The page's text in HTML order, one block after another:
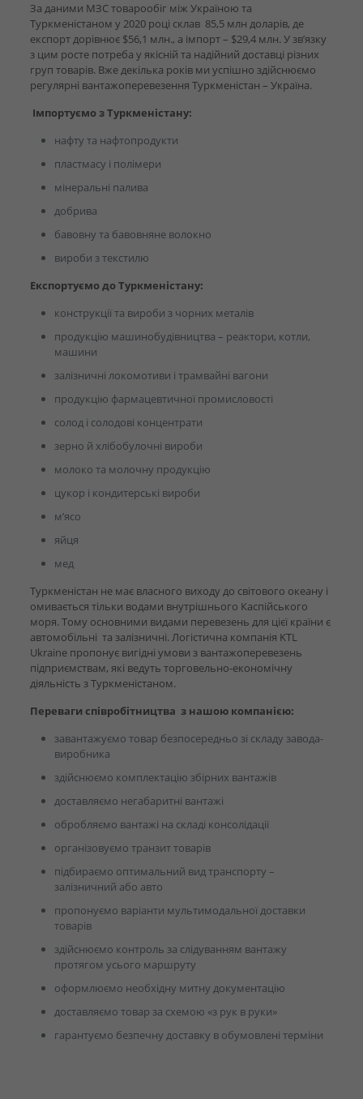
За даними МЗС товарообіг між Україною та
Туркменістаном у 2020 році склав 85,5 млн доларів, де
експорт дорівнює $56,1 млн., а імпорт – $29,4 млн. У зв’язку
з цим росте потреба у якісній та надійний доставці різних
груп товарів. Вже декілька років ми успішно здійснюємо
регулярні вантажоперевезення Туркменістан – Україна.
Імпортуємо з Туркменістану:
нафту та нафтопродукти
пластмасу і полімери
мінеральні палива
добрива
бавовну та бавовняне волокно
вироби з текстилю
Експортуємо до Туркменістану:
конструкції та вироби з чорних металів
продукцію машинобудівництва – реактори, котли,
машини
залізничні локомотиви і трамвайні вагони
продукцію фармацевтичної промисловості
солод і солодові концентрати
зерно й хлібобулочні вироби
молоко та молочну продукцію
цукор і кондитерські вироби
м’ясо
яйця
мед
Туркменістан не має власного виходу до світового океану і
омивається тільки водами внутрішнього Каспійського
моря. Тому основними видами перевезень для цієї країни є
автомобільні та залізничні. Логістична компанія KTL
Ukraine пропонує вигідні умови з вантажоперевезень
підприємствам, які ведуть торговельно-економічну
діяльність з Туркменістаном.
Переваги співробітництва з нашою компанією:
завантажуємо товар безпосередньо зі складу завода-
виробника
здійснюємо комплектацію збірних вантажів
доставляємо негабаритні вантажі
обробляємо вантажі на складі консолідації
організовуємо транзит товарів
підбираємо оптимальний вид транспорту –
залізничний або авто
пропонуємо варіанти мультимодальної доставки
товарів
здійснюємо контроль за слідуванням вантажу
протягом усього маршруту
оформлюємо необхідну митну документацію
доставляємо товар за схемою «з рук в руки»
гарантуємо безпечну доставку в обумовлені терміни